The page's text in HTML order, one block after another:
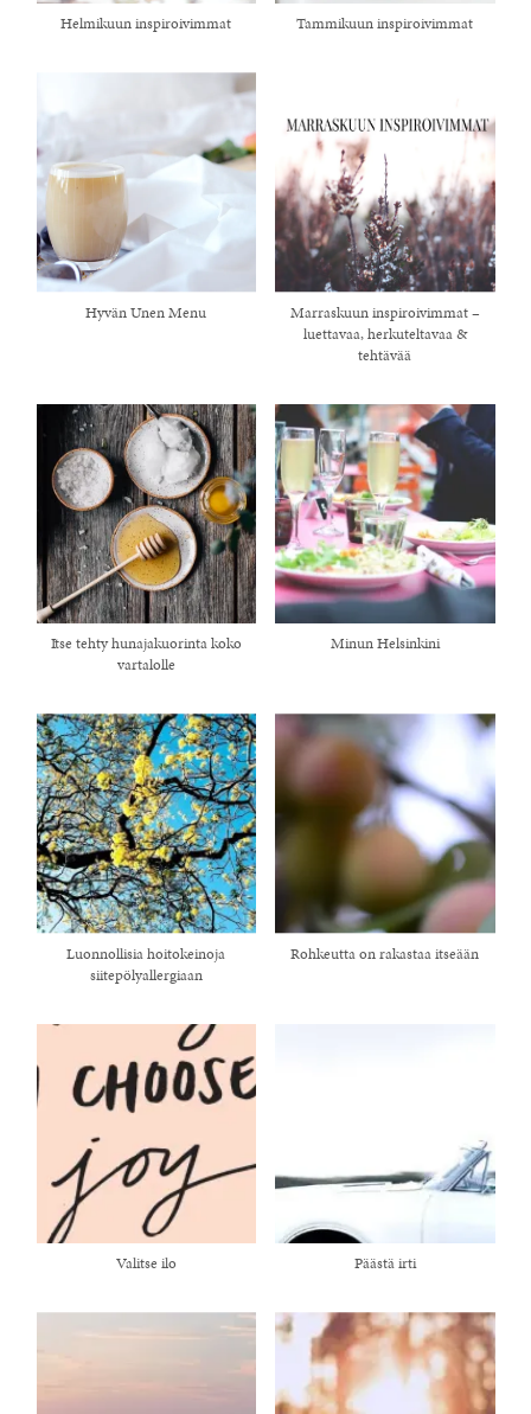
Helmikuun inspiroivimmat Tammikuun inspiroivimmat
Hyvän Unen Menu
Marraskuun inspiroivimmat –
luettavaa, herkuteltavaa &
tehtävää
Itse tehty hunajakuorinta koko
vartalolle
Minun Helsinkini
Luonnollisia hoitokeinoja
siitepölyallergiaan
Rohkeutta on rakastaa itseään
Valitse ilo Päästä irti